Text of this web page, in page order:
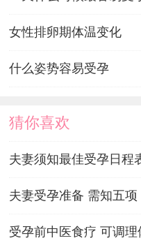
女性排卵期体温变化
什么姿势容易受孕
猜你喜欢
夫妻须知最佳受孕日程
夫妻受孕准备 需知五项
受孕前中医食疗 可调理